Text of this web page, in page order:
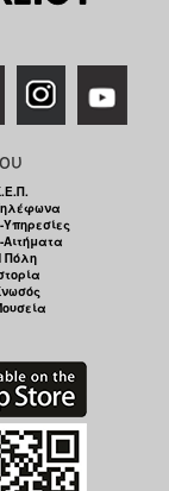
Υπηρεσίες
Αιτήματα
Πόλη